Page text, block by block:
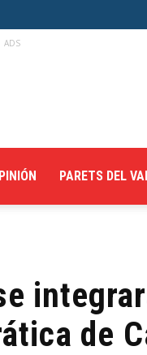
ADS
PARETS DEL
de